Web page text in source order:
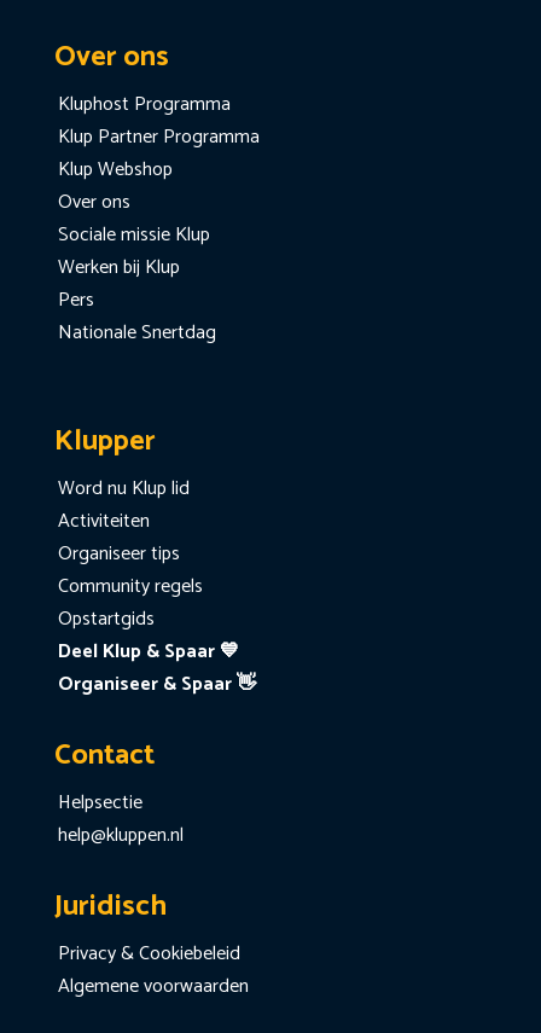
Over ons
Kluphost Programma
Klup Partner Programma
Klup Webshop
Over ons
Sociale missie Klup
Werken bij Klup
Pers
Nationale Snertdag
Klupper
Word nu Klup lid
Activiteiten
Organiseer tips
Community regels
Opstartgids
Deel Klup & Spaar 💙
Organiseer & Spaar 👋
Contact
Helpsectie
help@kluppen.nl
Juridisch
Privacy & Cookiebeleid
Algemene voorwaarden